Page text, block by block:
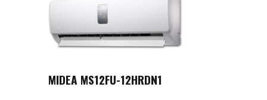
MIDEA MS12FU-12HRDN1